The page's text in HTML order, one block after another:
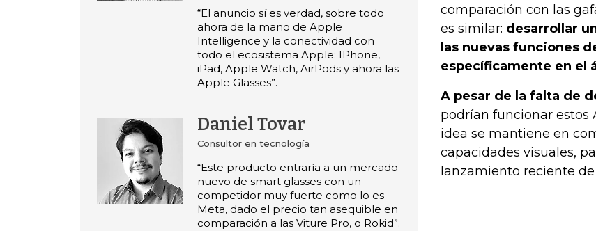
“El anuncio sí es verdad, sobre todo
ahora de la mano de Apple
Intelligence y la conectividad con
todo el ecosistema Apple: IPhone,
iPad, Apple Watch, AirPods y ahora las
Apple Glasses”.
Daniel Tovar
Consultor en tecnología
“Este producto entraría a un mercado
nuevo de smart glasses con un
competidor muy fuerte como lo es
Meta, dado el precio tan asequible en
comparación a las Viture Pro, o Rokid”.
comparación con las
es similar: desarrollar
las nuevas funciones
específicamente en el
A pesar de la falta de
podrían funcionar estos
idea se mantiene en
capacidades visuales,
lanzamiento reciente